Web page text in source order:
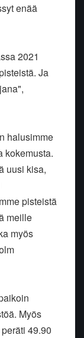
enää
2021
Ja
halusimme
kokemusta.
uusi kisa,
pisteistä
meille
myös
Myös
49.90